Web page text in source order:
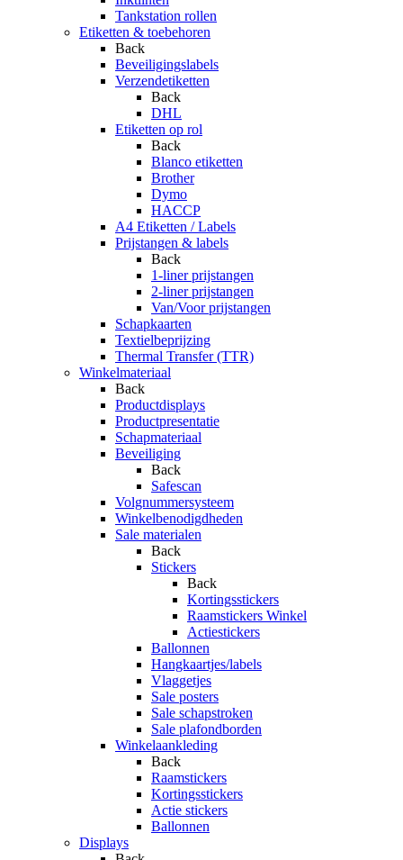
Tankstation rollen
Etiketten & toebehoren
Back
Beveiligingslabels
Verzendetiketten
Back
DHL
Etiketten op rol
Back
Blanco etiketten
Brother
Dymo
HACCP
A4 Etiketten / Labels
Prijstangen & labels
Back
1-liner prijstangen
2-liner prijstangen
Van/Voor prijstangen
Schapkaarten
Textielbeprijzing
Thermal Transfer (TTR)
Winkelmateriaal
Back
Productdisplays
Productpresentatie
Schapmateriaal
Beveiliging
Back
Safescan
Volgnummersysteem
Winkelbenodigdheden
Sale materialen
Back
Stickers
Back
Kortingsstickers
Raamstickers Winkel
Actiestickers
Ballonnen
Hangkaartjes/labels
Vlaggetjes
Sale posters
Sale schapstroken
Sale plafondborden
Winkelaankleding
Back
Raamstickers
Kortingsstickers
Actie stickers
Ballonnen
Displays